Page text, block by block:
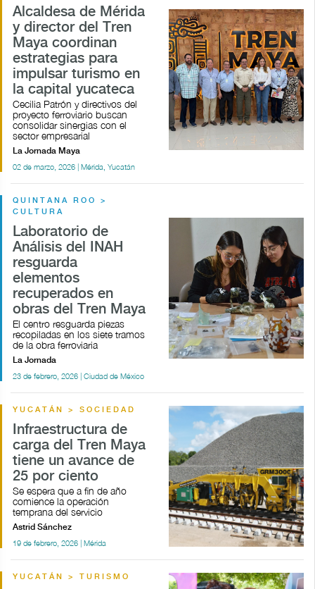
Alcaldesa de Mérida
y director del Tren
Maya coordinan
estrategias para
impulsar turismo en
la capital yucateca
Cecilia Patrón y directivos del
proyecto ferroviario buscan
consolidar sinergias con el
sector empresarial
La Jornada Maya
02 de marzo, 2026 | Mérida, Yucatán
QUINTANA ROO >
CULTURA
Laboratorio de
Análisis del INAH
resguarda
elementos
recuperados en
obras del Tren Maya
El centro resguarda piezas
recopiladas en los siete tramos
de la obra ferroviaria
La Jornada
23 de febrero, 2026 | Ciudad de México
YUCATÁN > SOCIEDAD
Infraestructura de
carga del Tren Maya
tiene un avance de
25 por ciento
Se espera que a fin de año
comience la operación
temprana del servicio
Astrid Sánchez
19 de febrero, 2026 | Mérida
YUCATÁN > TURISMO